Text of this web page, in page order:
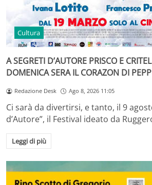
Cultura
A SEGRETI D’AUTORE PRISCO E
DOMENICA SERA IL CORAZON DI
Redazione Desk Ago 8, 2026 11:05
Ci sarà da divertirsi, e tanto, il 9
d’Autore”, il Festival ideato da
Leggi di più